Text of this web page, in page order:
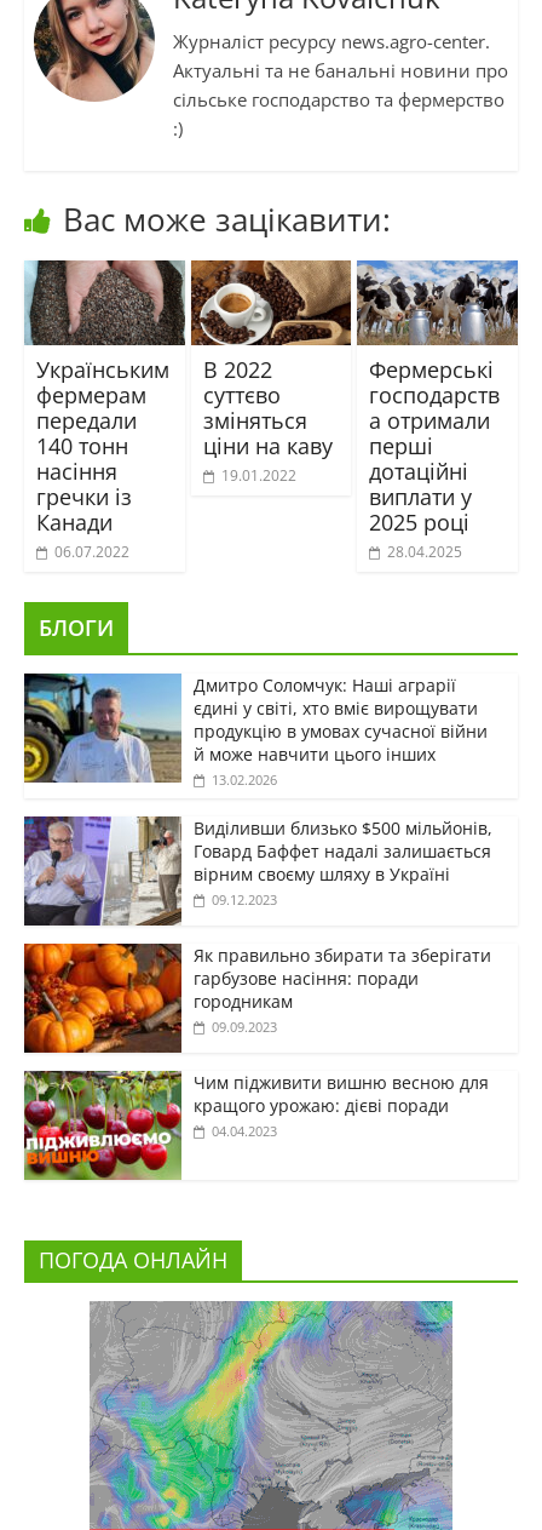
Журналіст ресурсу news.agro-center.
Актуальні та не банальні новини про
сільське господарство та фермерство
:)
Вас може зацікавити:
Українським
фермерам
передали
140 тонн
насіння
гречки із
Канади
06.07.2022
В 2022
суттєво
зміняться
ціни на каву
19.01.2022
Фермерські
господарств
а отримали
перші
дотаційні
виплати у
2025 році
28.04.2025
БЛОГИ
Дмитро Соломчук: Наші аграрії
єдині у світі, хто вміє вирощувати
продукцію в умовах сучасної війни
й може навчити цього інших
13.02.2026
Виділивши близько $500 мільйонів,
Говард Баффет надалі залишається
вірним своєму шляху в Україні
09.12.2023
Як правильно збирати та зберігати
гарбузове насіння: поради
городникам
09.09.2023
Чим підживити вишню весною для
кращого урожаю: дієві поради
04.04.2023
ПОГОДА ОНЛАЙН